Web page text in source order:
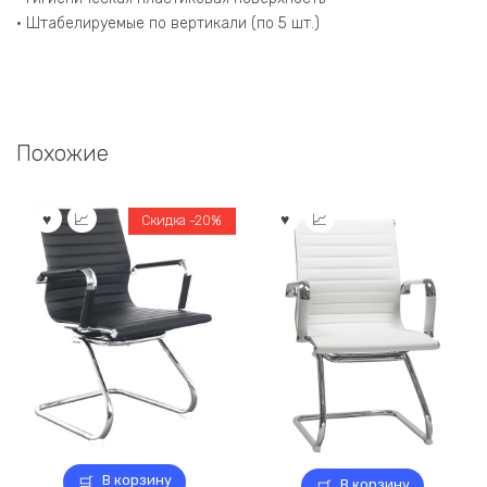
• Штабелируемые по вертикали (по 5 шт.)
Похожие
В корзину
Скидка -20%